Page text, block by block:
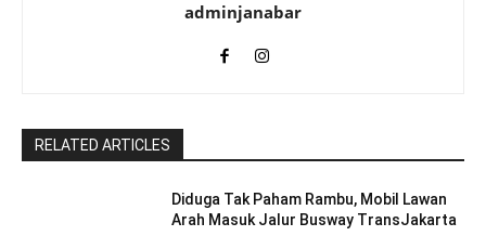
adminjanabar
RELATED ARTICLES
Diduga Tak Paham Rambu, Mobil Lawan
Arah Masuk Jalur Busway TransJakarta